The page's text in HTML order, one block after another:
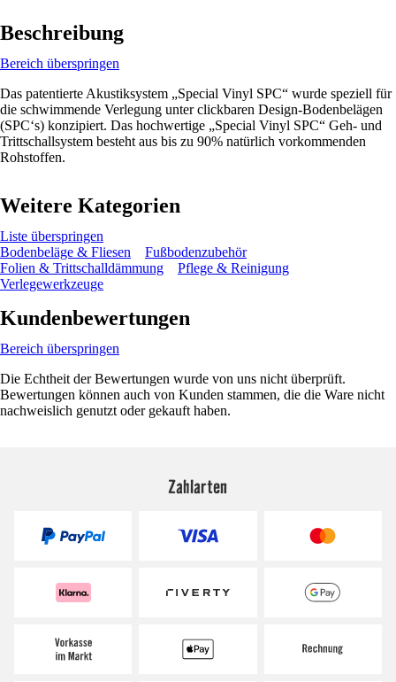
Beschreibung
Bereich überspringen
Das patentierte Akustiksystem „Special Vinyl SPC“ wurde speziell für
die schwimmende Verlegung unter clickbaren Design-Bodenbelägen
(SPC‘s) konzipiert. Das hochwertige „Special Vinyl SPC“ Geh- und
Trittschallsystem besteht aus bis zu 90% natürlich vorkommenden
Rohstoffen.
Weitere Kategorien
Liste überspringen
Bodenbeläge & Fliesen
Fußbodenzubehör
Folien & Trittschalldämmung
Pflege & Reinigung
Verlegewerkzeuge
Kundenbewertungen
Bereich überspringen
Die Echtheit der Bewertungen wurde von uns nicht überprüft.
Bewertungen können auch von Kunden stammen, die die Ware nicht
nachweislich genutzt oder gekauft haben.
Zahlarten